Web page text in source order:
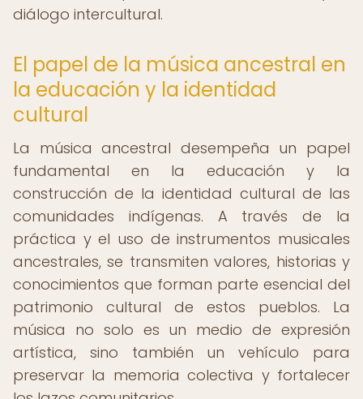
diálogo intercultural.
El papel de la música ancestral en
la educación y la identidad
cultural
La música ancestral desempeña un papel
fundamental en la educación y la
construcción de la identidad cultural de las
comunidades indígenas. A través de la
práctica y el uso de instrumentos musicales
ancestrales, se transmiten valores, historias y
conocimientos que forman parte esencial del
patrimonio cultural de estos pueblos. La
música no solo es un medio de expresión
artística, sino también un vehículo para
preservar la memoria colectiva y fortalecer